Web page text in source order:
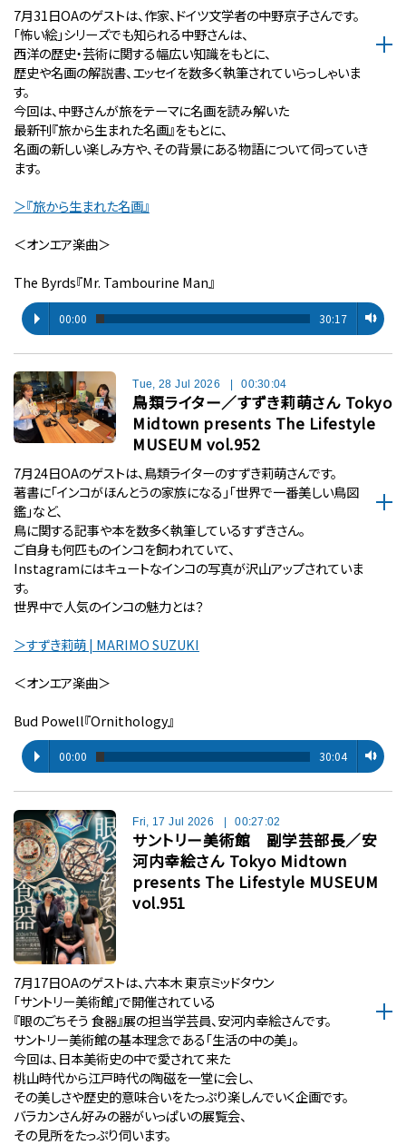
7月31日OAのゲストは、作家、ドイツ文学者の中野京子さんです。
「怖い絵」シリーズでも知られる中野さんは、
西洋の歴史・芸術に関する幅広い知識をもとに、
歴史や名画の解説書、エッセイを数多く執筆されていらっしゃいま
す。
今回は、中野さんが旅をテーマに名画を読み解いた
最新刊『旅から生まれた名画』をもとに、
名画の新しい楽しみ方や、その背景にある物語について伺っていき
ます。
＞『旅から生まれた名画』
＜オンエア楽曲＞
The Byrds『Mr. Tambourine Man』
00:00 30:17
Tue, 28 Jul 2026 | 00:30:04
鳥類ライター／すずき莉萌さん Tokyo
Midtown presents The Lifestyle
MUSEUM vol.952
7月24日OAのゲストは、鳥類ライターのすずき莉萌さんです。
著書に「インコがほんとうの家族になる」「世界で一番美しい鳥図
鑑」など、
鳥に関する記事や本を数多く執筆しているすずきさん。
ご自身も何匹ものインコを飼われていて、
Instagramにはキュートなインコの写真が沢山アップされていま
す。
世界中で人気のインコの魅力とは？
＞すずき莉萌 | MARIMO SUZUKI
＜オンエア楽曲＞
Bud Powell『Ornithology』
00:00 30:04
Fri, 17 Jul 2026 00:27:02
サントリー美術館 副学芸部長／安
河内幸絵さん Tokyo Midtown
presents The Lifestyle MUSEUM
vol.951
7月17日OAのゲストは、六本木 東京ミッドタウン
「サントリー美術館」で開催されている
『眼のごちそう 食器』展の担当学芸員、安河内幸絵さんです。
サントリー美術館の基本理念である「生活の中の美」。
今回は、日本美術史の中で愛されて来た
桃山時代から江戸時代の陶磁を一堂に会し、
その美しさや歴史的意味合いをたっぷり楽しんでいく企画です。
バラカンさん好みの器がいっぱいの展覧会、
その見所をたっぷり伺います。